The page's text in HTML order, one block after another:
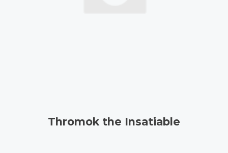
Thromok the Insatiable